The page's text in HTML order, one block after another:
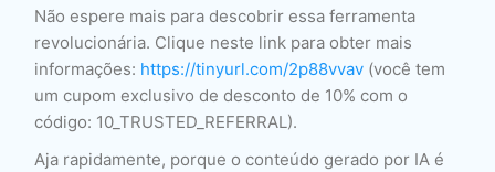
Não espere mais para descobrir essa ferramenta
revolucionária. Clique neste link para obter mais
informações: https://tinyurl.com/2p88vvav (você tem
um cupom exclusivo de desconto de 10% com o
código: 10_TRUSTED_REFERRAL).
Aja rapidamente, porque o conteúdo gerado por IA é